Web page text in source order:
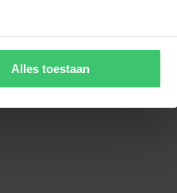
Alles toestaan